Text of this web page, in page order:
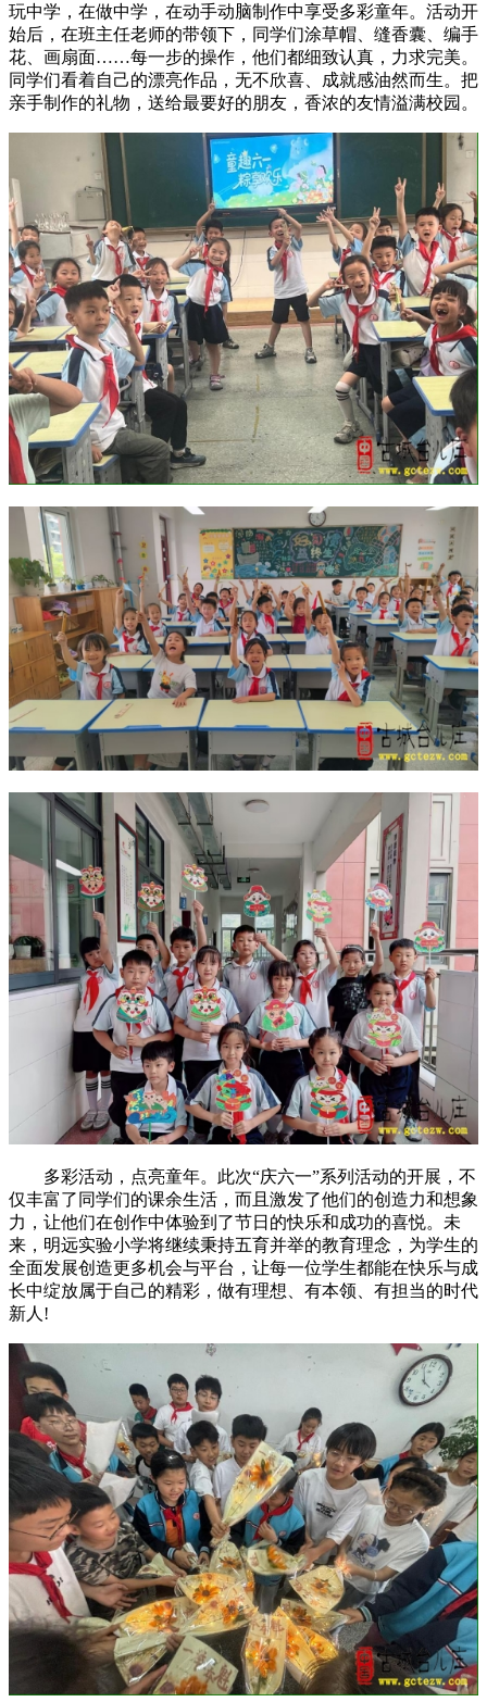
玩中学，在做中学，在动手动脑制作中享受多彩童年。活动开
始后，在班主任老师的带领下，同学们涂草帽、缝香囊、编手
花、画扇面……每一步的操作，他们都细致认真，力求完美。
同学们看着自己的漂亮作品，无不欣喜、成就感油然而生。把
亲手制作的礼物，送给最要好的朋友，香浓的友情溢满校园。
多彩活动，点亮童年。此次“庆六一”系列活动的开展，不
仅丰富了同学们的课余生活，而且激发了他们的创造力和想象
力，让他们在创作中体验到了节日的快乐和成功的喜悦。未
来，明远实验小学将继续秉持五育并举的教育理念，为学生的
全面发展创造更多机会与平台，让每一位学生都能在快乐与成
长中绽放属于自己的精彩，做有理想、有本领、有担当的时代
新人!